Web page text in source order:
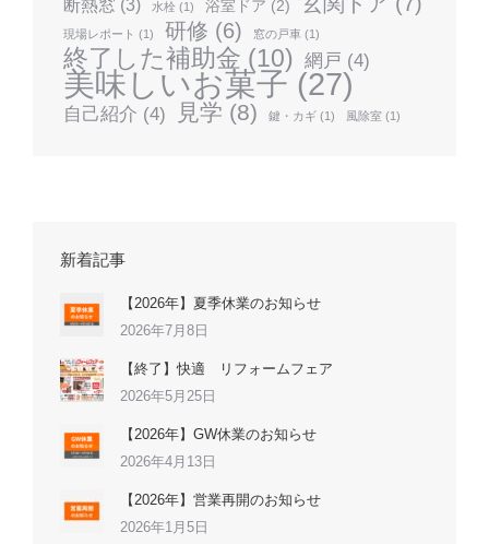
断熱窓 (3) 水栓 (1) 浴室ドア (2)
現場レポート (1) 研修 (6) 窓の戸車 (1)
終了した補助金 (10) 網戸 (4)
美味しいお菓子(27)
自己紹介 (4) 見学 (8) 鍵・カギ (1) 風除室 (1)
新着記事
【2026年】夏季休業のお知らせ
2026年7月8日
【終了】快適 リフォームフェア
2026年5月25日
【2026年】GW休業のお知らせ
2026年4月13日
【2026年】営業再開のお知らせ
2026年1月5日